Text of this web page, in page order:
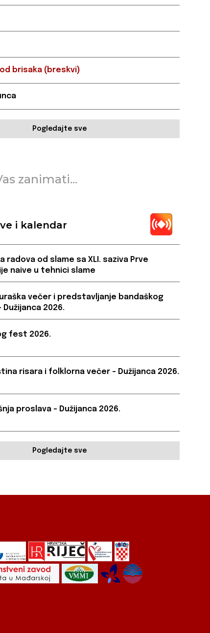
brisaka (breskvi)
Pogledajte sve
zanimati...
i kalendar
radova od slame sa XLI. saziva Prve
naive u tehnici slame
večer i predstavljanje bandaškog
Dužijanca 2026.
fest 2026.
risara i folklorna večer – Dužijanca 2026.
proslava – Dužijanca 2026.
Pogledajte sve